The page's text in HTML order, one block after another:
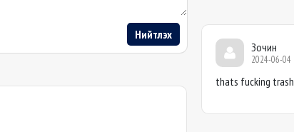
Нийтлэх
Зочин
2024-06-04
thats fucking trash